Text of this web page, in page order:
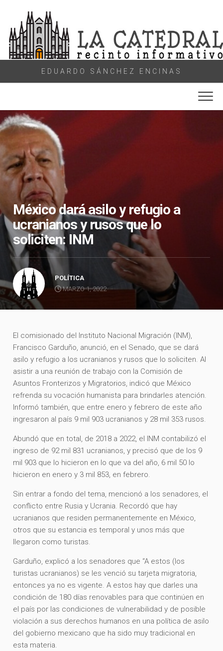
content
EDUARDO SÁNCHEZ ENCINAS
México dará asilo y refugio a
ucranianos y rusos que lo
soliciten: INM
POLÍTICA
MARZO 1, 2022
El comisionado del Instituto Nacional Migración (INM),
Francisco Garduño, anunció, en el Senado, que se dará
asilo y refugio a los ucranianos y rusos que lo soliciten. Al
asistir a una reunión de trabajo con la Comisión de
Asuntos Fronterizos y Migratorios, indicó que México
refrenda su vocación humanista para brindarles atención.
Informó también, que entre enero y febrero de este año
ingresaron al país 9 mil 903 ucranianos y 28 mil 353 rusos.
Abundó que en total, de 2018 a 2022, el INM contabilizó el
ingreso de 92 mil 831 ucranianos, y precisó que de los 9
mil 903 que lo hicieron en lo que va del año, 6 mil 50 lo
hicieron en enero y 3 mil 853, en febrero.
Sin entrar a fondo del tema, mencionó a los senadores, el
conflicto entre Rusia y Ucrania. Recordó que hay
ucranianos que residen permanentemente en México,
otros que su estancia es temporal y unos más que
llegaron como turistas.
Garduño, explicó a los senadores que “A estos (los
turistas ucranianos) se les venció su tarjeta migratoria,
entonces ya no es vigente. A estos hay que darles una
condición de 180 días renovables para que continúen en
el país por las condiciones de vulnerabilidad y de posible
violación a sus derechos humanos en una política de asilo
del gobierno mexicano que ha sido muy tradicional en
esta materia.